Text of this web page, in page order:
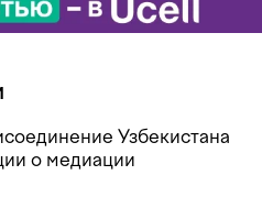
Узбекистана
о медиации